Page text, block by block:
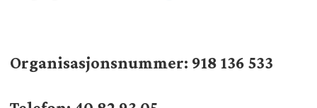
Organisasjonsnummer: 918 136 533